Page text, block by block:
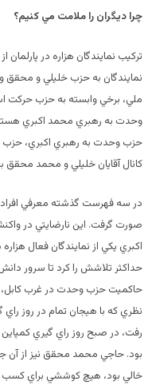
چرا ديگران را ملامت مي كنيم؟
تركيب نمايندگان هزاره در
نمايندگان به حزب خليلي و محقق
ملي، برخي وابسته به حزب حركت
وحدت به رهبري محمد اكبري
حزب وحدت به رهبري اكبري، حزب
كانال آقايان خليلي و محمد
در سه فهرست گذشته معرفي
صورت گرفت. اين نارضايتي در
اكبري يكي از نمايندگان فعال
حداكثر تلاشش را كرد تا سرور دانش
حاكميت حزب وحدت در غرب
نظري كه با هيجان تمام در روز
رفت، در صبح روز راي گيري
بود. حاجي محمد محقق نيز از آن
خالي بود، هيچ كوششي براي كسب